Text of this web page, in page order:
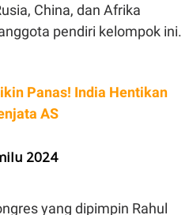
China, dan Afrika
pendiri kelompok ini.
Panas! India Hentikan
AS
2024
yang dipimpin Rahul